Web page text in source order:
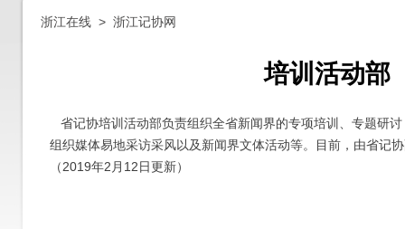
浙江在线 > 浙江记协网
培训活动部
省记协培训活动部负责组织全省新闻界的专项培训、专题研
组织媒体易地采访采风以及新闻界文体活动等。目前，由省记
（2019年2月12日更新）